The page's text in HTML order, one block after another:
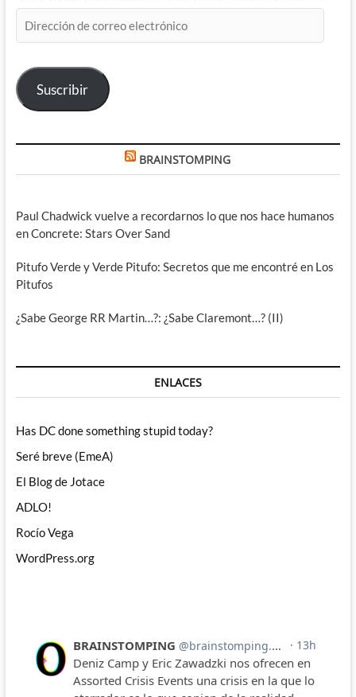
de
electrónico
Suscribir
BRAINSTOMPING
Paul Chadwick vuelve a recordarnos lo que nos hace humanos
en Concrete: Stars Over Sand
Pitufo Verde y Verde Pitufo: Secretos que me encontré en Los
Pitufos
¿Sabe George RR Martin…?: ¿Sabe Claremont…? (II)
ENLACES
Has DC done something stupid today?
Seré breve (EmeA)
El Blog de Jotace
ADLO!
Rocío Vega
WordPress.org